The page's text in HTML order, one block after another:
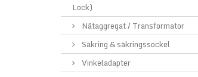
Lock)
Nätaggregat / Transformator
Säkring & säkringssockel
Vinkeladapter